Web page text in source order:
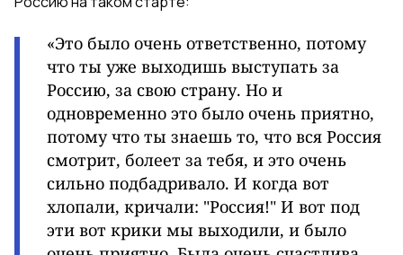
«Это было очень ответственно, потому
что ты уже выходишь выступать за
Россию, за свою страну. Но и
одновременно это было очень приятно,
потому что ты знаешь то, что вся Россия
смотрит, болеет за тебя, и это очень
сильно подбадривало. И когда вот
хлопали, кричали: "Россия!" И вот под
эти вот крики мы выходили, и было